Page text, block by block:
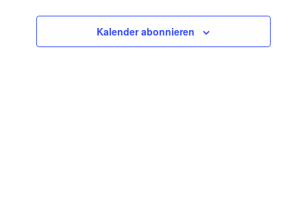
Navigation
Kalender abonnieren